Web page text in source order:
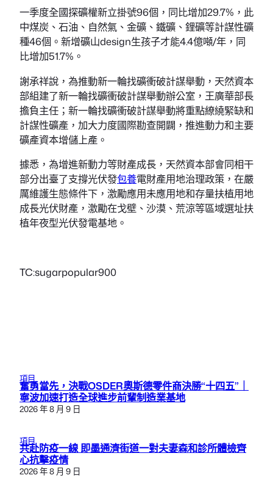
一季度全國探礦權新立掛號96個，同比增加29.7%，此
中煤炭、石油、自然氣、金礦、鐵礦、鋰礦等計謀性礦
種46個。新增礦山design生孩子才能4.4億噸/年，同
比增加51.7%。
謝承祥說，為推動新一輪找礦衝破計謀舉動，天然資本
部組建了新一輪找礦衝破計謀舉動辦公室，王廣華部長
擔負主任；新一輪找礦衝破計謀舉動將重點繚繞緊缺和
計謀性礦產，加大力度國際勘查開闢，推進動力和主要
礦產資本增儲上產。
據悉，為增進新動力等財產成長，天然資本部會同相干
部分出臺了支撐光伏發包養電財產用地治理政策，在嚴
厲維護生態條件下，激勵應用未應用地和存量扶植用地
成長光伏財產，激勵在戈壁、沙漠、荒涼等區域選址扶
植年夜型光伏發電基地。
TC:sugarpopular900
項目
奮勇當先，決戰OSDER奧斯德零件商決勝“十四五”｜
寧波加速打造全球進步前輩制造業基地
2026 年 8 月 9 日
項目
共赴防疫一線 即墨通濟街道一對夫妻森和診所體檢齊
心抗擊疫情
2026 年 8 月 9 日